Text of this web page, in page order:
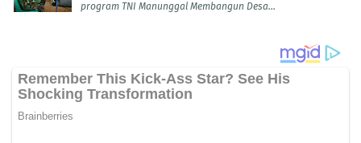
program TNI Manunggal Membangun Desa...